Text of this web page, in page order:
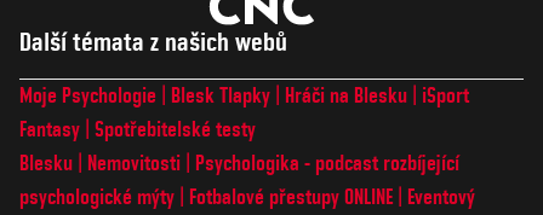
Další témata z našich webů
Moje Psychologie Blesk Tlapky Hráči na Blesku
iSport
Fantasy Spotřebitelské testy
Blesku
Nemovitosti
Psychologika - podcast rozbíjející
psychologické mýty
Fotbalové přestupy ONLINE
Eventový